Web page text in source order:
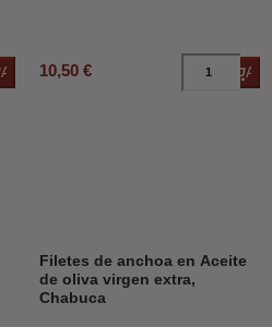
Añadir al carrito
10,50 €
Filetes de anchoa en Aceite
de oliva virgen extra,
Chabuca